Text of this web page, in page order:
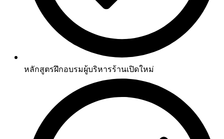
หลักสูตรฝึกอบรมผู้บริหารร้านเปิดใหม่